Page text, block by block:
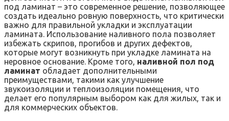
под ламинат – это современное решение, позволяющее
создать идеально ровную поверхность, что критически
важно для правильной укладки и эксплуатации
ламината. Использование наливного пола позволяет
избежать скрипов, прогибов и других дефектов,
которые могут возникнуть при укладке ламината на
неровное основание. Кроме того, наливной пол под
ламинат обладает дополнительными
преимуществами, такими как улучшение
звукоизоляции и теплоизоляции помещения, что
делает его популярным выбором как для жилых, так и
для коммерческих объектов.